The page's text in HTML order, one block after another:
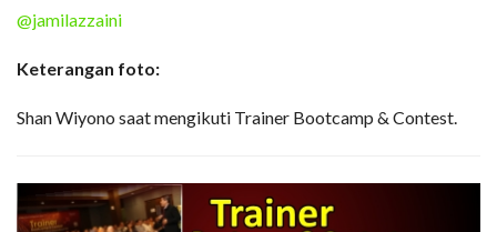
@jamilazzaini
Keterangan foto:
Shan Wiyono saat mengikuti Trainer Bootcamp & Contest.